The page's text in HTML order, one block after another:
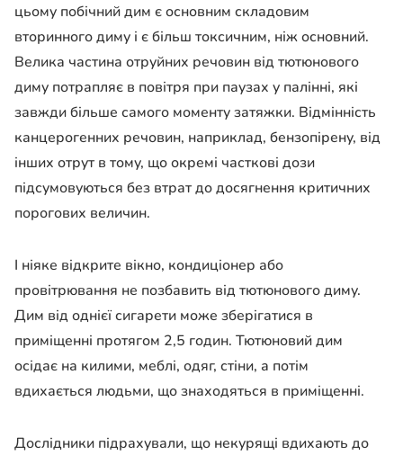
цьому побічний дим є основним складовим
вторинного диму і є більш токсичним, ніж основний.
Велика частина отруйних речовин від тютюнового
диму потрапляє в повітря при паузах у палінні, які
завжди більше самого моменту затяжки. Відмінність
канцерогенних речовин, наприклад, бензопірену, від
інших отрут в тому, що окремі часткові дози
підсумовуються без втрат до досягнення критичних
порогових величин.
І ніяке відкрите вікно, кондиціонер або
провітрювання не позбавить від тютюнового диму.
Дим від однієї сигарети може зберігатися в
приміщенні протягом 2,5 годин. Тютюновий дим
осідає на килими, меблі, одяг, стіни, а потім
вдихається людьми, що знаходяться в приміщенні.
Дослідники підрахували, що некурящі вдихають до